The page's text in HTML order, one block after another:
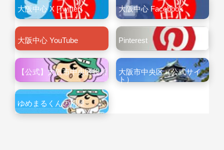
大阪中心 X [Twitter] 大阪中心 Facebook
大阪中心 YouTube Pinterest
【公式】大阪市中央区役所
大阪市中央区（公式サイ
ト）
ゆめまるくんの部屋